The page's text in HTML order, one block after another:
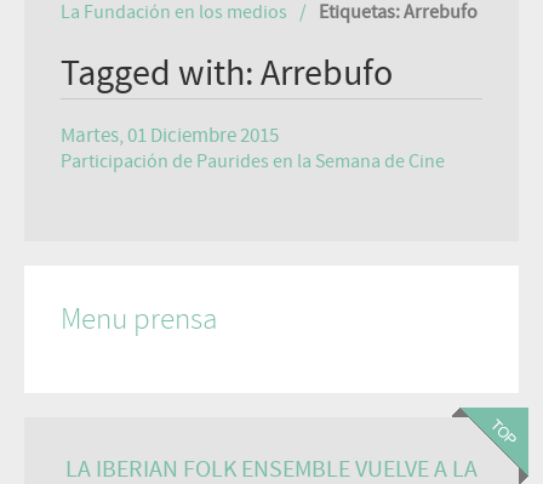
La Fundación en los medios
Etiquetas: Arrebufo
Tagged with: Arrebufo
Martes, 01 Diciembre 2015
Participación de Paurides en la Semana de Cine
Menu prensa
LA IBERIAN FOLK ENSEMBLE VUELVE A LA